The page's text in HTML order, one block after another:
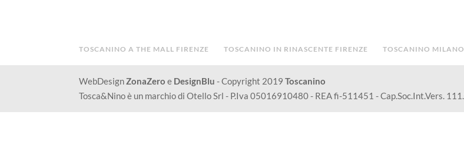
TOSCANINO A THE MALL FIRENZE TOSCANINO IN RINASCENTE FIRENZE TOSCANINO MILANO
WebDesignZonaZero e DesignBlu - Copyright 2019Toscanino
Tosca&Nino è un marchio di Otello Srl - P.Iva 05016910480 - REA fi-511451 - Cap.Soc.Int.Vers.